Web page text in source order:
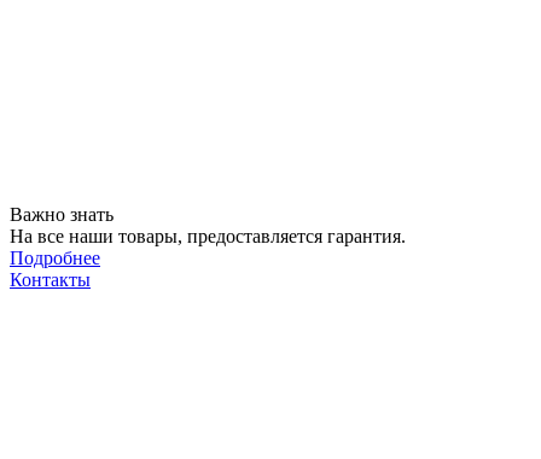
Важно знать
На все наши товары, предоставляется гарантия.
Подробнее
Контакты